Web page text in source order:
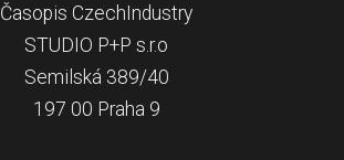
Časopis CzechIndustry
STUDIO P+P s.r.o
Semilská 389/40
197 00 Praha 9